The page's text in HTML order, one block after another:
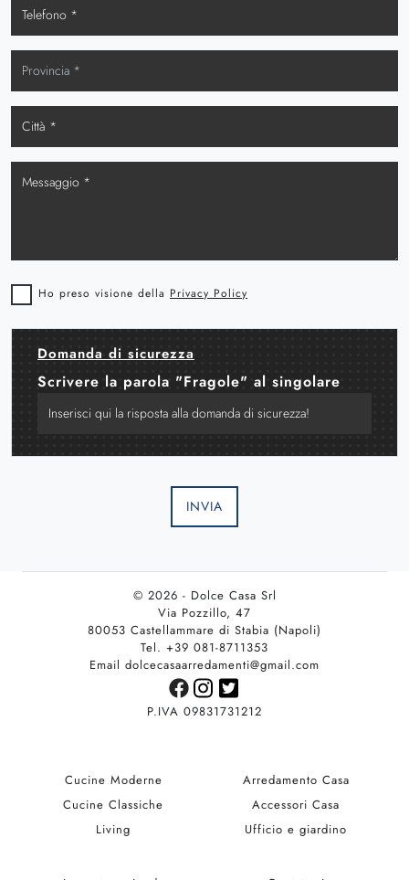
Ho preso visione della Privacy Policy
Domanda di sicurezza
Scrivere la parola "Fragole" al singolare
INVIA
© 2026 - Dolce Casa Srl
Via Pozzillo, 47
80053 Castellammare di Stabia (Napoli)
Tel. +39 081-8711353
Email dolcecasaarredamenti@gmail.com
P.IVA 09831731212
Cucine Moderne
Cucine Classiche
Living
Arredamento Casa
Accessori Casa
Ufficio e giardino